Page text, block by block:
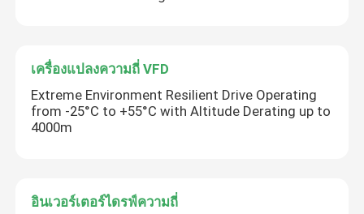
เครื่องแปลงความถี่ VFD
Extreme Environment Resilient Drive Operating
from -25°C to +55°C with Altitude Derating up to
4000m
อินเวอร์เตอร์ไดรฟ์ความถี่